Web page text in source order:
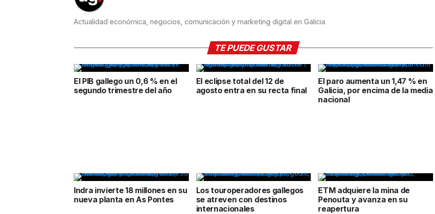
Actualidad económica, negocios, comunicación y marketing digital en Galicia
TE PUEDE GUSTAR
El PIB gallego un 0,6 % en el
segundo trimestre del año
El eclipse total del 12 de
agosto entra en su recta final
El paro aumenta un 1,47 % en
Galicia, por encima de la media
nacional
Indra invierte 18 millones en su
nueva planta en As Pontes
Los touroperadores gallegos
se atreven con destinos
internacionales
ETM adquiere la mina de
Penouta y avanza en su
reapertura